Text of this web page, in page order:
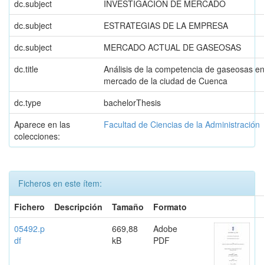
dc.subject
INVESTIGACION DE MERCADO
dc.subject
ESTRATEGIAS DE LA EMPRESA
dc.subject
MERCADO ACTUAL DE GASEOSAS
dc.title
Análisis de la competencia de gaseosas
mercado de la ciudad de Cuenca
dc.type
bachelorThesis
Aparece en las
colecciones:
Facultad de Ciencias de la Administración
Ficheros en este ítem:
Fichero
Descripción Tamaño
Formato
05492.p
df
669,88
kB
Adobe
PDF